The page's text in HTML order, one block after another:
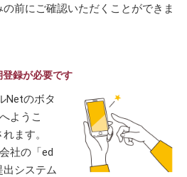
前にご確認いただくことができま
録が必要です
Netのボタ
ようこ
ます。
社の「ed
出システム